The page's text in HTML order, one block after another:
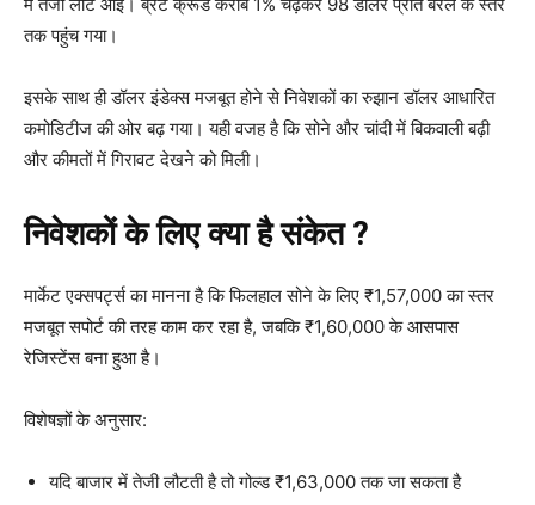
तक पहुंच गया।
इसके साथ ही डॉलर इंडेक्स मजबूत होने से निवेशकों का रुझान डॉलर आधारित
कमोडिटीज की ओर बढ़ गया। यही वजह है कि सोने और चांदी में बिकवाली बढ़ी
और कीमतों में गिरावट देखने को मिली।
निवेशकों के लिए क्या है संकेत ?
मार्केट एक्सपर्ट्स का मानना है कि फिलहाल सोने के लिए ₹1,57,000 का स्तर
मजबूत सपोर्ट की तरह काम कर रहा है, जबकि ₹1,60,000 के आसपास
रेजिस्टेंस बना हुआ है।
विशेषज्ञों के अनुसार:
यदि बाजार में तेजी लौटती है तो गोल्ड ₹1,63,000 तक जा सकता है